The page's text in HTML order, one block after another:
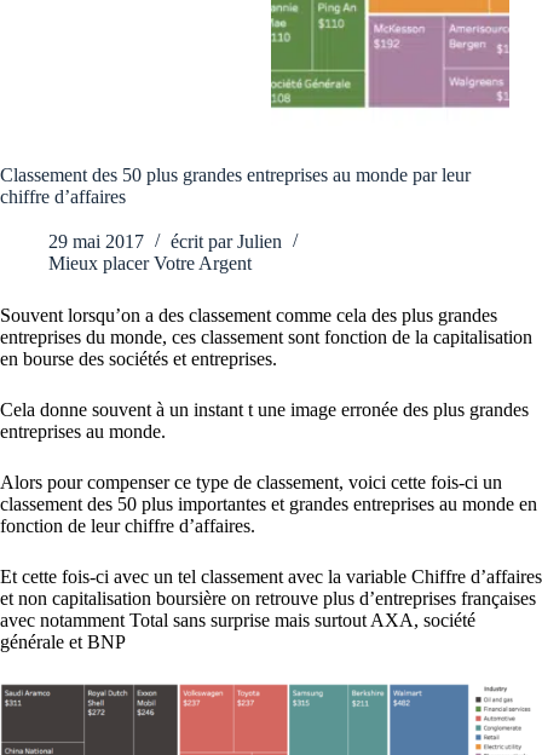
Classement des 50 plus grandes entreprises au monde par leur
chiffre d’affaires
29 mai 2017 écrit par Julien
Mieux placer Votre Argent
Souvent lorsqu’on a des classement comme cela des plus grandes
entreprises du monde, ces classement sont fonction de la capitalisation
en bourse des sociétés et entreprises.
Cela donne souvent à un instant t une image erronée des plus grandes
entreprises au monde.
Alors pour compenser ce type de classement, voici cette fois-ci un
classement des 50 plus importantes et grandes entreprises au monde en
fonction de leur chiffre d’affaires.
Et cette fois-ci avec un tel classement avec la variable Chiffre d’affaires
et non capitalisation boursière on retrouve plus d’entreprises françaises
avec notamment Total sans surprise mais surtout AXA, société
générale et BNP